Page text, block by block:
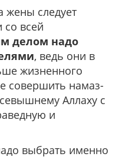
жены следует
со всей
делом надо
, ведь они в
жизненного
совершить намаз-
Аллаху с
и
выбрать именно